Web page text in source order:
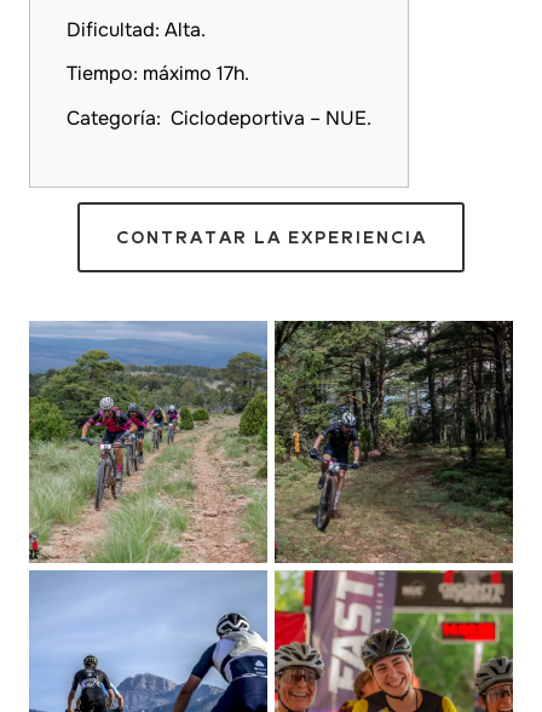
Dificultad: Alta.
Tiempo: máximo 17h.
Categoría: Ciclodeportiva – NUE.
CONTRATAR LA EXPERIENCIA